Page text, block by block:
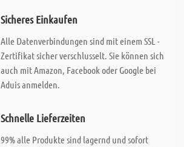
Sicheres Einkaufen
Alle Datenverbindungen sind mit einem SSL -
Zertifikat sicher verschlusselt. Sie können sich
auch mit Amazon, Facebook oder Google bei
Aduis anmelden.
Schnelle Lieferzeiten
99% alle Produkte sind lagernd und sofort